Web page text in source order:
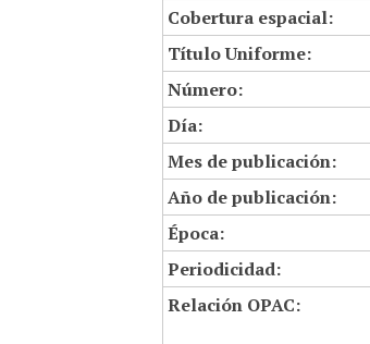
Cobertura espacial:
Título Uniforme:
Número:
Día:
Mes de publicación:
Año de publicación:
Época:
Periodicidad:
Relación OPAC: